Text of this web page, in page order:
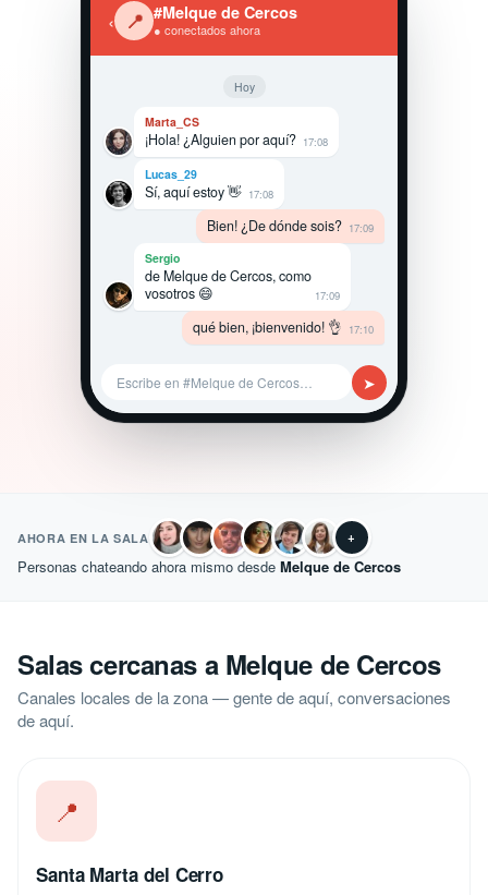
‹ 📍 #Melque de Cercos
● conectados ahora
Hoy
Marta_CS
¡Hola! ¿Alguien por aquí? 17:08
Lucas_29
Sí, aquí estoy 👋 17:08
Bien! ¿De dónde sois? 17:09
Sergio
de Melque de Cercos, como
vosotros 😄
17:09
qué bien, ¡bienvenido! 👌 17:10
Escribe en #Melque de Cercos… ➤
AHORA EN LA SALA +
Personas chateando ahora mismo desde Melque de Cercos
Salas cercanas a Melque de Cercos
Canales locales de la zona — gente de aquí, conversaciones
de aquí.
📍
Santa Marta del Cerro